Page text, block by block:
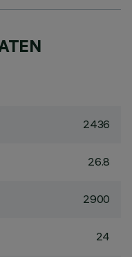
2436
26.8
2900
24